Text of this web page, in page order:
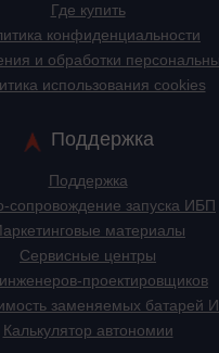
Где купить
конфиденциальности
и обработки
использования cookies
Поддержка
Поддержка
сопровождение запуска ИБП
материалы
Сервисные центры
проектировщиков
заменяемых батарей
Калькулятор автономии